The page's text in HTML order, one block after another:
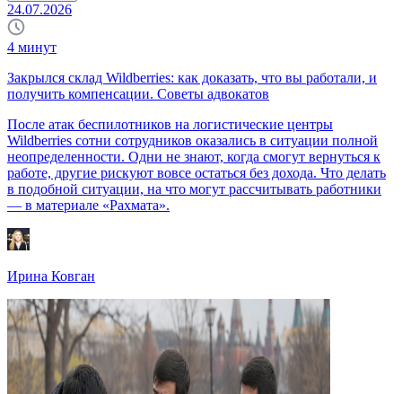
24.07.2026
4 минут
Закрылся склад Wildberries: как доказать, что вы работали, и
получить компенсации. Советы адвокатов
После атак беспилотников на логистические центры
Wildberries сотни сотрудников оказались в ситуации полной
неопределенности. Одни не знают, когда смогут вернуться к
работе, другие рискуют вовсе остаться без дохода. Что делать
в подобной ситуации, на что могут рассчитывать работники
— в материале «Рахмата».
Ирина Ковган